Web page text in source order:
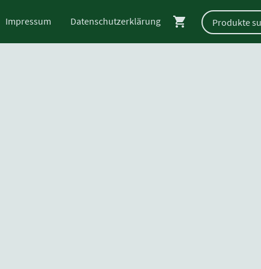
Impressum Datenschutzerklärung